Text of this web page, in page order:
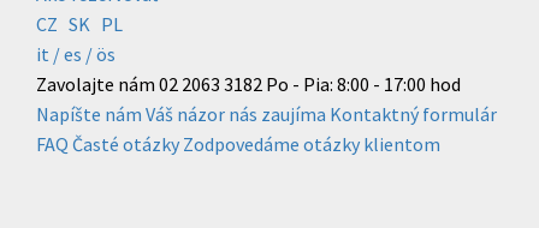
CZ SK PL
it /es / ös
Zavolajte nám 02 2063 3182 Po - Pia: 8:00 - 17:00 hod
Napíšte nám Váš názor nás zaujíma Kontaktný formulár
FAQ Časté otázky Zodpovedáme otázky klientom